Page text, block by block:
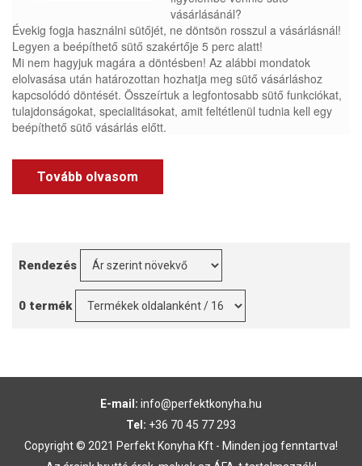
vásárlásánál?
Évekig fogja használni sütőjét, ne döntsön rosszul a vásárlásnál!
Legyen a beépíthető sütő szakértője 5 perc alatt!
Mi nem hagyjuk magára a döntésben! Az alábbi mondatok
elolvasása után határozottan hozhatja meg sütő vásárláshoz
kapcsolódó döntését. Összeírtuk a legfontosabb sütő funkciókat,
tulajdonságokat, specialitásokat, amit feltétlenül tudnia kell egy
beépíthető sütő vásárlás előtt.
Tovább olvasom
Rendezés
0 termék
E-mail: info@perfektkonyha.hu
Tel: +36 70 45 77 293
Copyright © 2021 Perfekt Konyha Kft - Minden jog fenntartva!